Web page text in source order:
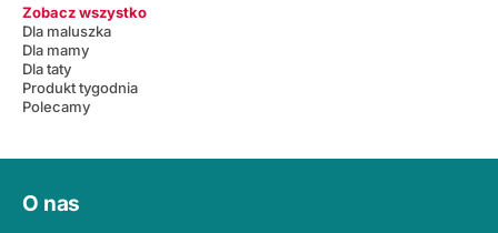
Zobacz wszystko
Dla maluszka
Dla mamy
Dla taty
Produkt tygodnia
Polecamy
O nas